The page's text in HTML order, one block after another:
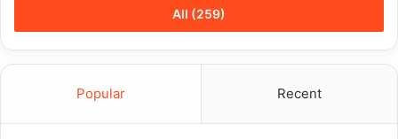
All (259)
Popular Recent